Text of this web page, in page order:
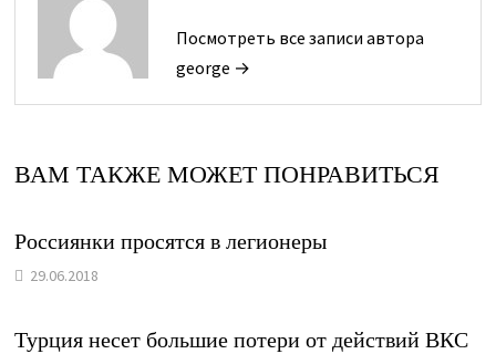
Посмотреть все записи автора
george →
ВАМ ТАКЖЕ МОЖЕТ ПОНРАВИТЬСЯ
Россиянки просятся в легионеры
29.06.2018
Турция несет большие потери от действий ВКС